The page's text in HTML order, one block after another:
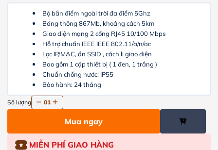
Bộ bắn điểm ngoài trời đa điểm 5Ghz
Băng thông 867Mb, khoảng cách 5km
Giao diện mạng 2 cổng RJ45 10/100 Mbps
Hỗ trợ chuẩn IEEE IEEE 802.11/a/n/ac
Lọc IP/MAC, ẩn SSID , cách li giao diện
Bao gồm 1 cặp thiết bị ( 1 đen, 1 trắng )
Chuẩn chống nước: IP55
Bảo hành: 24 tháng
Số lượng 01
Mua ngay
MIỄN PHÍ GIAO HÀNG